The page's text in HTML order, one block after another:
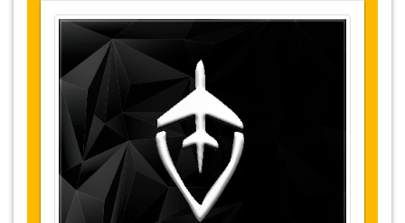
12 mois, pour obtenir votre remise sur le
transfert, cliquez ci-dessus sur le bouton
Détails de la remise
Changements et Politique d'annulation
Les modifications de réservations peuvent
être possibles si l’avis est donné à temps.
Pour plus d'informations veuillez nous
contacter.
Pour toutes les annulations faites au